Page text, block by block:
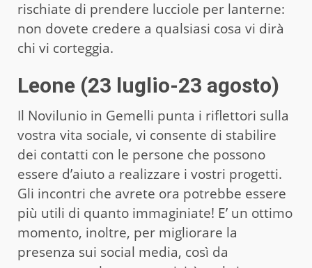
rischiate di prendere lucciole per lanterne:
non dovete credere a qualsiasi cosa vi dirà
chi vi corteggia.
Leone (23 luglio-23 agosto)
Il Novilunio in Gemelli punta i riflettori sulla
vostra vita sociale, vi consente di stabilire
dei contatti con le persone che possono
essere d’aiuto a realizzare i vostri progetti.
Gli incontri che avrete ora potrebbe essere
più utili di quanto immaginiate! E’ un ottimo
momento, inoltre, per migliorare la
presenza sui social media, così da